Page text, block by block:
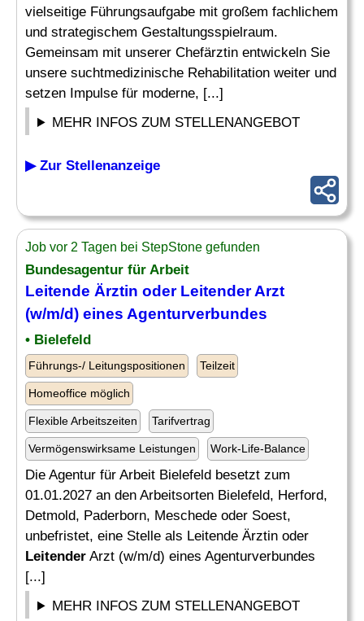
vielseitige Führungsaufgabe mit großem fachlichem
und strategischem Gestaltungsspielraum.
Gemeinsam mit unserer Chefärztin entwickeln Sie
unsere suchtmedizinische Rehabilitation weiter und
setzen Impulse für moderne, [...]
MEHR INFOS ZUM STELLENANGEBOT
▶ Zur Stellenanzeige
Job vor 2 Tagen bei StepStone gefunden
Bundesagentur für Arbeit
Leitende Ärztin oder LeitenderArzt
(w/m/d) eines Agenturverbundes
• Bielefeld
Führungs-/ Leitungspositionen Teilzeit
Homeoffice möglich
Flexible Arbeitszeiten Tarifvertrag
Vermögenswirksame Leistungen Work-Life-Balance
Die Agentur für Arbeit Bielefeld besetzt zum
01.01.2027 an den Arbeitsorten Bielefeld, Herford,
Detmold, Paderborn, Meschede oder Soest,
unbefristet, eine Stelle als Leitende Ärztin oder
Leitender Arzt (w/m/d) eines Agenturverbundes
[...]
MEHR INFOS ZUM STELLENANGEBOT